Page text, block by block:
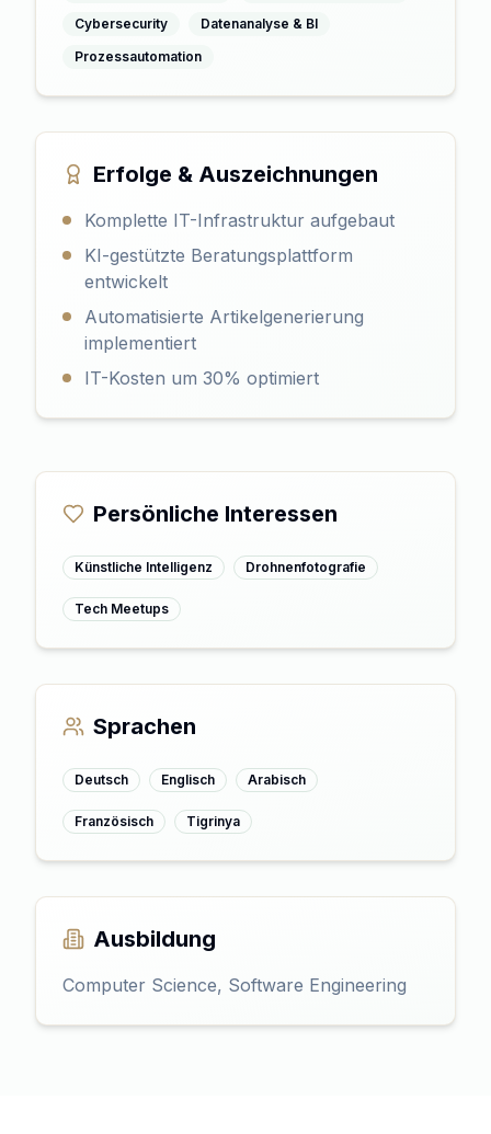
Cybersecurity
Datenanalyse & BI
Prozessautomation
Erfolge & Auszeichnungen
Komplette IT-Infrastruktur aufgebaut
KI-gestützte Beratungsplattform
entwickelt
Automatisierte Artikelgenerierung
implementiert
IT-Kosten um 30% optimiert
Persönliche Interessen
Künstliche Intelligenz Drohnenfotografie
Tech Meetups
Sprachen
Deutsch Englisch Arabisch
Französisch Tigrinya
Ausbildung
Computer Science, Software Engineering